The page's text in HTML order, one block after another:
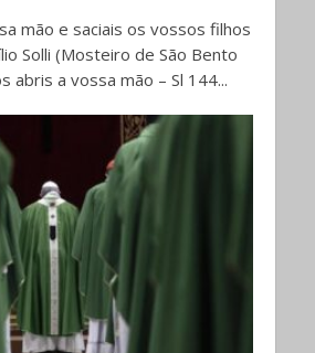
mão e saciais os vossos filhos
Solli (Mosteiro de São Bento
abris a vossa mão – Sl 144...